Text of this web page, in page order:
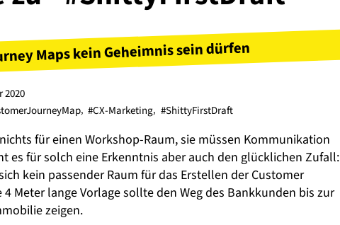
Maps kein Geheimnis sein dürfen
2020
, #CX-Marketing, #ShittyFirstDraft
für einen Workshop-Raum, sie müssen Kommunikation
es für solch eine Erkenntnis aber auch den glücklichen Zufall:
kein passender Raum für das Erstellen der Customer
4 Meter lange Vorlage sollte den Weg des Bankkunden bis zur
zeigen.